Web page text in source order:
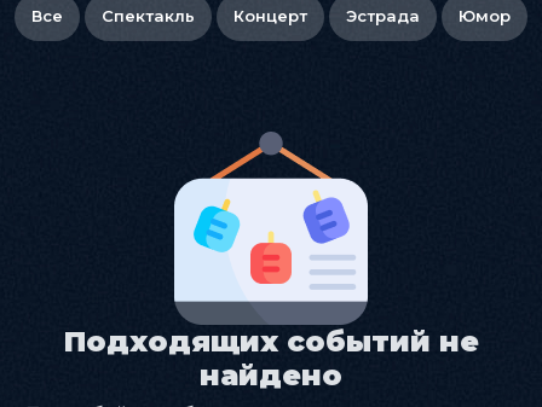
Все Спектакль Концерт Эстрада Юмор
Подходящих событий не
найдено